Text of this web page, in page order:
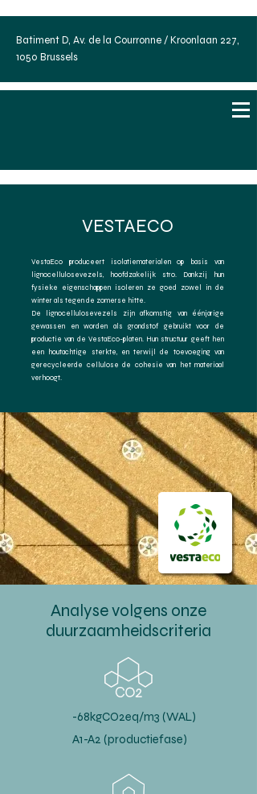
Batiment D, Av. de la Courronne / Kroonlaan 227,
1050 Brussels
VESTAECO
VestaEco produceert isolatiematerialen op basis van
lignocellulosevezels, hoofdzakelijk stro. Dankzij hun
fysieke eigenschappen isoleren ze goed zowel in de
winter als tegen de zomerse hitte.
De lignocellulosevezels zijn afkomstig van éénjarige
gewassen en worden als grondstof gebruikt voor de
productie van de VestaEco-platen. Hun structuur geeft hen
een houtachtige sterkte, en terwijl de toevoeging van
gerecycleerde cellulose de cohesie van het materiaal
verhoogt.
Analyse volgens onze
duurzaamheidscriteria
-68kgCO2eq/m3 (WAL)
A1-A2 (productiefase)